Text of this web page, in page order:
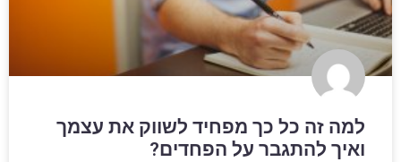
למה זה כל כך מפחיד לשווק את עצמך
ואיך להתגבר על הפחדים?